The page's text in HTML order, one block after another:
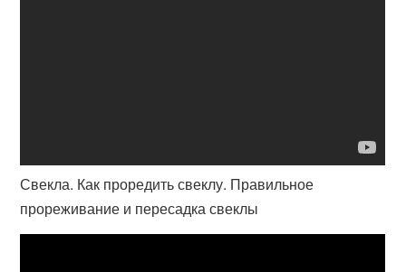
Свекла. Как проредить свеклу. Правильное
прореживание и пересадка свеклы